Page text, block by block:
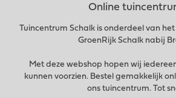
Online
Tuincentrum Schalk is onderdeel van
GroenRijk Schalk nabij
Met deze webshop hopen wij
kunnen voorzien. Bestel gemakkelijk
ons tuincentrum. Tot